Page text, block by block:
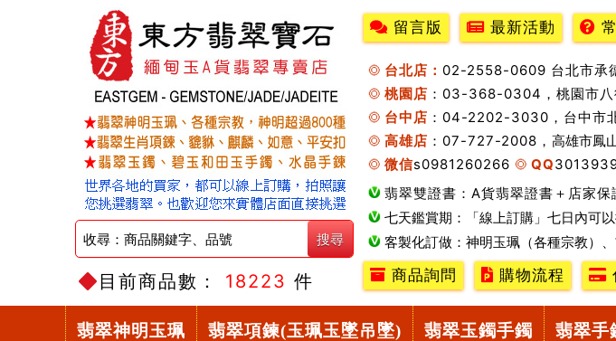
目前商品數： 18223 件
留言版 最新活動
台北店： 02-2558-0609 台北市承
桃園店 ：03-368-0304，桃園市八
台中店 ：04-2202-3030，台中市
高雄店 ：07-727-2008， 高雄市鳳
微信s0981260266 QQ
翡翠雙證書：A貨翡翠證書＋店家保
七天鑑賞期：「線上訂購」七日內可以
客製化訂做：神明玉珮（各種宗教）、
商品詢問
購物流程
翡翠神明玉珮 翡翠項鍊(玉珮玉墜吊墜) 翡翠玉鐲手鐲 翡翠手